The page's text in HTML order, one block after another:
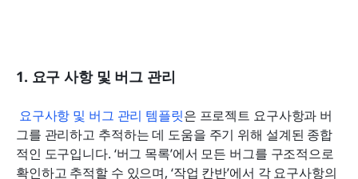
1. 요구 사항 및 버그 관리
요구사항 및 버그 관리 템플릿은 프로젝트 요구사항과 버
그를 관리하고 추적하는 데 도움을 주기 위해 설계된 종합
적인 도구입니다. ‘버그 목록’에서 모든 버그를 구조적으로
확인하고 추적할 수 있으며, ‘작업 칸반’에서 각 요구사항의